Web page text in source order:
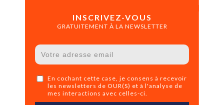
INSCRIVEZ-VOUS
GRATUITEMENT À LA NEWSLETTER
En cochant cette case, je consens à recevoir
les newsletters de OUR(S) et à l'analyse de
mes interactions avec celles-ci.